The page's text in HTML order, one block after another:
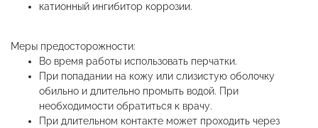
катионный ингибитор коррозии.
Меры предосторожности:
Во время работы использовать перчатки.
При попадании на кожу или слизистую оболочку
обильно и длительно промыть водой. При
необходимости обратиться к врачу.
При длительном контакте может проходить через